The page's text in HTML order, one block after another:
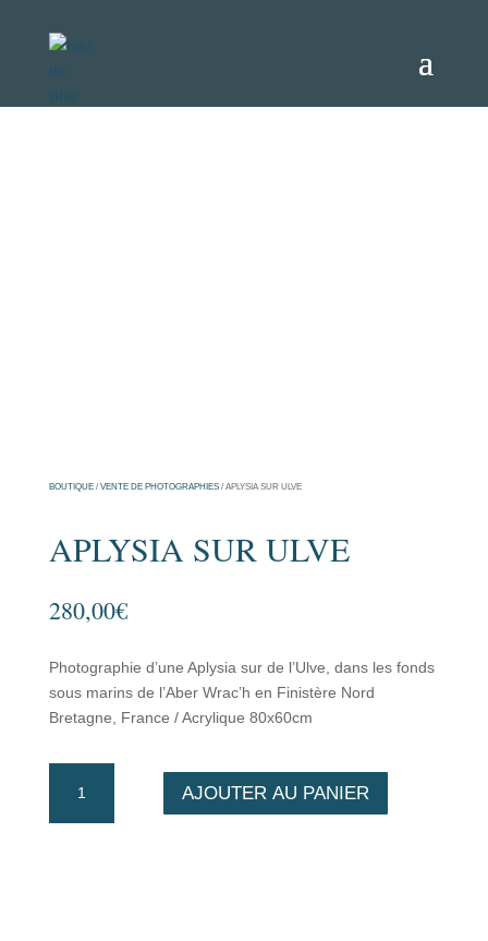
BOUTIQUE/ VENTE DE PHOTOGRAPHIES/ APLYSIA SUR ULVE
APLYSIA SUR ULVE
280,00€
Photographie d’une Aplysia sur de l’Ulve, dans les fonds
sous marins de l’Aber Wrac’h en Finistère Nord
Bretagne, France / Acrylique 80x60cm
Aplysia
AJOUTER AU PANIER